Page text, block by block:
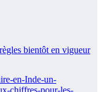
bientôt en vigueur